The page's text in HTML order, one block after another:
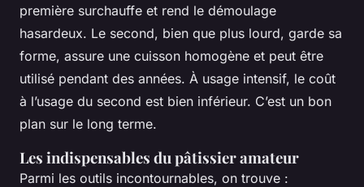
première surchauffe et rend le démoulage
hasardeux. Le second, bien que plus lourd, garde sa
forme, assure une cuisson homogène et peut être
utilisé pendant des années. À usage intensif, le coût
à l’usage du second est bien inférieur. C’est un bon
plan sur le long terme.
Les indispensables du pâtissier amateur
Parmi les outils incontournables, on trouve :